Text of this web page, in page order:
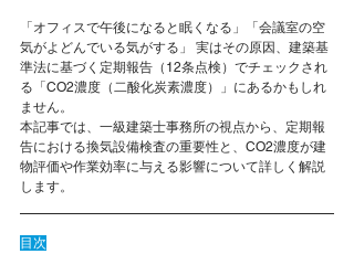
「オフィスで午後になると眠くなる」「会議室の空
気がよどんでいる気がする」 実はその原因、建築基
準法に基づく定期報告（12条点検）でチェックされ
る「CO2濃度（二酸化炭素濃度）」にあるかもしれ
ません。
本記事では、一級建築士事務所の視点から、定期報
告における換気設備検査の重要性と、CO2濃度が建
物評価や作業効率に与える影響について詳しく解説
します。
目次